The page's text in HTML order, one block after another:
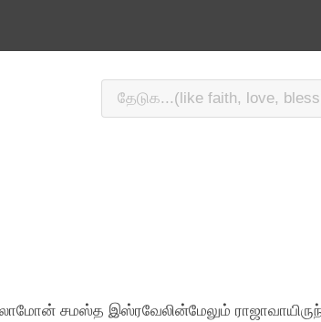
சமஸ்த இஸ்ரவேலின்மேலும்